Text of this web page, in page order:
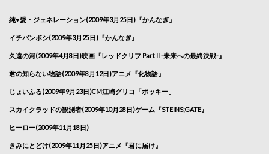
純♥愛・ジェネレーション(2009年3月25日)『かんなぎ』
イチバンボシ(2009年3月25日)『かんなぎ』
久遠の河(2009年4月8日)映画『レッドクリフ Part II -未来への最終決戦-』
君の知らない物語(2009年8月12日)アニメ『化物語』
じょいふる(2009年9月23日)CM江崎グリコ「ポッキー」
スカイクラッドの観測者(2009年10月28日)ゲーム『STEINS;GATE』
ヒーロー(2009年11月18日)
きみにとどけ(2009年11月25日)アニメ『君に届け』